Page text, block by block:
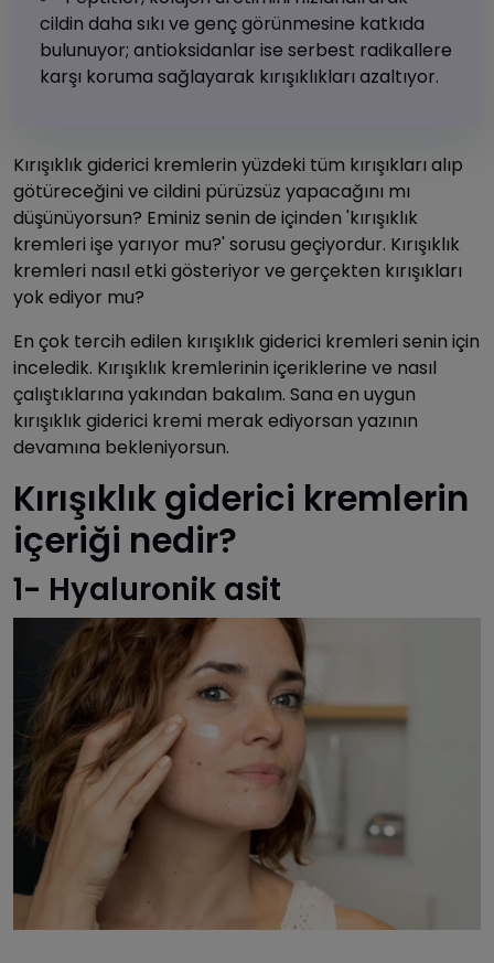
cildin daha sıkı ve genç görünmesine katkıda
bulunuyor; antioksidanlar ise serbest radikallere
karşı koruma sağlayarak kırışıklıkları azaltıyor.
Kırışıklık giderici kremlerin yüzdeki tüm kırışıkları alıp
götüreceğini ve cildini pürüzsüz yapacağını mı
düşünüyorsun? Eminiz senin de içinden 'kırışıklık
kremleri işe yarıyor mu?' sorusu geçiyordur. Kırışıklık
kremleri nasıl etki gösteriyor ve gerçekten kırışıkları
yok ediyor mu?
En çok tercih edilen kırışıklık giderici kremleri senin için
inceledik. Kırışıklık kremlerinin içeriklerine ve nasıl
çalıştıklarına yakından bakalım. Sana en uygun
kırışıklık giderici kremi merak ediyorsan yazının
devamına bekleniyorsun.
Kırışıklık giderici kremlerin
içeriği nedir?
1- Hyaluronik asit